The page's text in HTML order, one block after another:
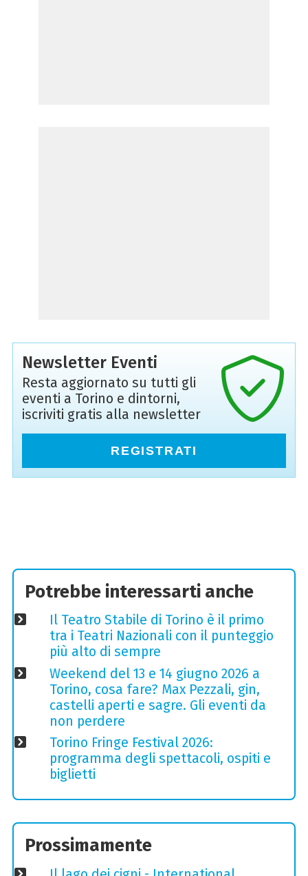
Newsletter Eventi
Resta aggiornato su tutti gli
eventi a Torino e dintorni,
iscriviti gratis alla newsletter
REGISTRATI
Potrebbe interessarti anche
Il Teatro Stabile di Torino è il primo
tra i Teatri Nazionali con il punteggio
più alto di sempre
Weekend del 13 e 14 giugno 2026 a
Torino, cosa fare? Max Pezzali, gin,
castelli aperti e sagre. Gli eventi da
non perdere
Torino Fringe Festival 2026:
programma degli spettacoli, ospiti e
biglietti
Prossimamente